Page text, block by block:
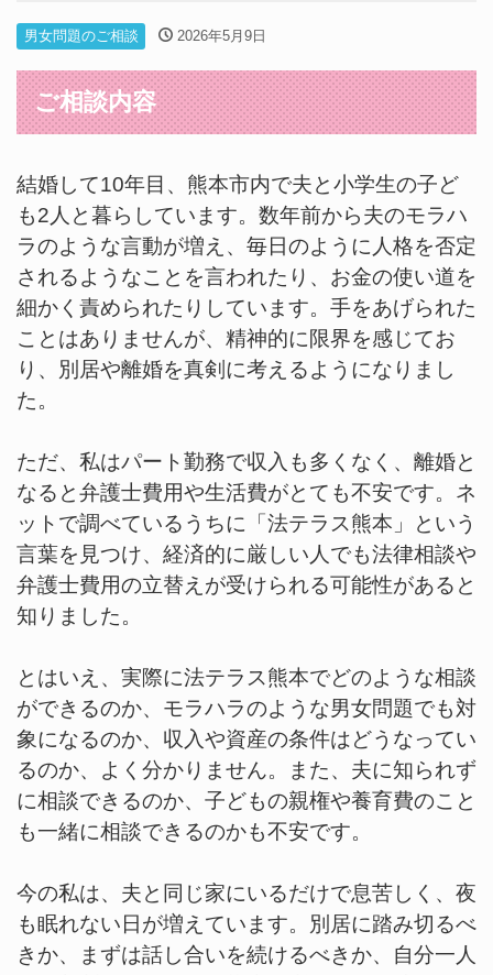
男女問題のご相談 2026年5月9日
ご相談内容
結婚して10年目、熊本市内で夫と小学生の子ど
も2人と暮らしています。数年前から夫のモラハ
ラのような言動が増え、毎日のように人格を否定
されるようなことを言われたり、お金の使い道を
細かく責められたりしています。手をあげられた
ことはありませんが、精神的に限界を感じてお
り、別居や離婚を真剣に考えるようになりまし
た。
ただ、私はパート勤務で収入も多くなく、離婚と
なると弁護士費用や生活費がとても不安です。ネ
ットで調べているうちに「法テラス熊本」という
言葉を見つけ、経済的に厳しい人でも法律相談や
弁護士費用の立替えが受けられる可能性があると
知りました。
とはいえ、実際に法テラス熊本でどのような相談
ができるのか、モラハラのような男女問題でも対
象になるのか、収入や資産の条件はどうなってい
るのか、よく分かりません。また、夫に知られず
に相談できるのか、子どもの親権や養育費のこと
も一緒に相談できるのかも不安です。
今の私は、夫と同じ家にいるだけで息苦しく、夜
も眠れない日が増えています。別居に踏み切るべ
きか、まずは話し合いを続けるべきか、自分一人